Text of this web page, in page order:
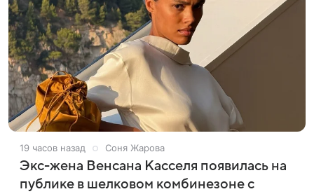
19 часов назад Соня Жарова
Экс-жена Венсана Касселя появилась на
публике в шелковом комбинезоне с